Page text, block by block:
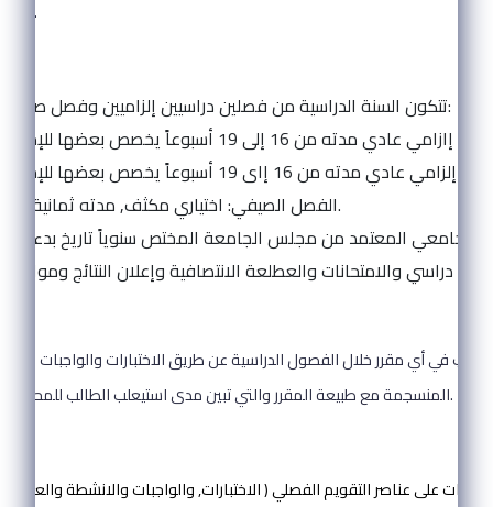
الساعات المعتمدة.
تتكون السنة الدراسية من فصلين دراسيين إلزاميين وفصل صيفي اختياري:
الفصل الصيفي: اختياري مكثف, مدته ثمانية أسابيع.
الجامعي المعتمد من مجلس الجامعة المختص سنوياً تاريخ بدء
في أي مقرر خلال الفصول الدراسية عن طريق الاختبارات والواجبات
المنسجمة مع طبيعة المقرر والتي تبين مدى استيعلب الطالب للمحتوى العلمي للمقرر.
الدرجات على عناصر التقويم الفصلي ( الاختبارات, والواجبات والانشطة